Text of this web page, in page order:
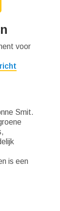
voor
Smit.
is een